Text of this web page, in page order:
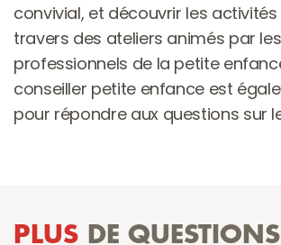
convivial, et découvrir les
travers des ateliers animés par les
professionnels de la petite
conseiller petite enfance est
pour répondre aux questions sur
PLUS DE QUESTIONS